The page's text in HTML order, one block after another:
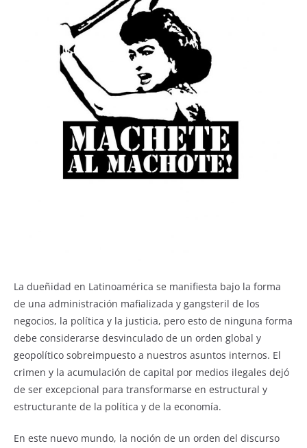
La dueñidad en Latinoamérica se manifiesta bajo la forma
de una administración mafializada y gangsteril de los
negocios, la política y la justicia, pero esto de ninguna forma
debe considerarse desvinculado de un orden global y
geopolítico sobreimpuesto a nuestros asuntos internos. El
crimen y la acumulación de capital por medios ilegales dejó
de ser excepcional para transformarse en estructural y
estructurante de la política y de la economía.
En este nuevo mundo, la noción de un orden del discurso